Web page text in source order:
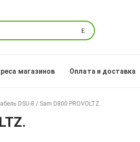
Поиск
магазинов Оплата и доставка
DSU-8 / Sam D800 PROVOLTZ.